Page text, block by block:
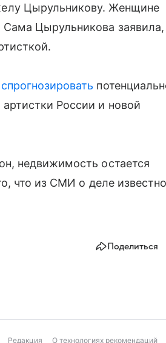
Цырульникову. Женщине
Цырульникова заявила,
России и новой
недвижимость остается
что из СМИ о деле известно
Поделиться
Редакция О технологиях рекомендаций